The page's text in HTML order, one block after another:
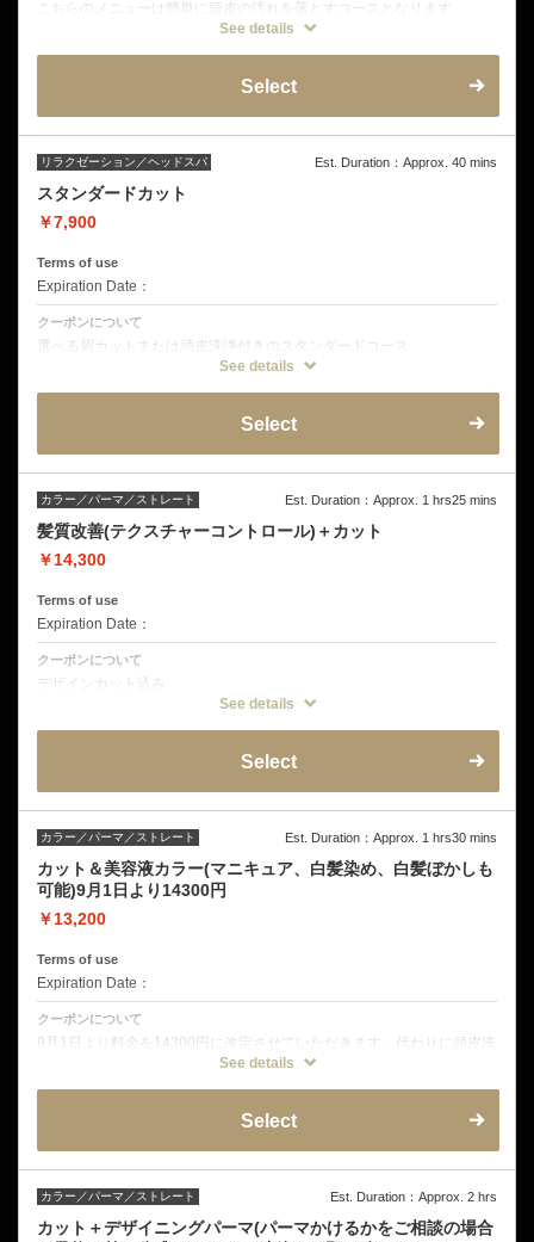
こちらのメニューは簡単に頭皮の汚れを落とすコースとなります
デザインカット
ヘッド&ショルダーマッサージ
眉カット
See details
Select
リラクゼーション／ヘッドスパ Est. Duration：Approx. 40 mins
スタンダードカット
￥7,900
Terms of use
Expiration Date：
クーポンについて
選べる眉カットまたは頭皮洗浄付きのスタンダードコース
リラクゼーションシャンプー
See details
Select
カラー／パーマ／ストレート Est. Duration：Approx. 1 hrs25 mins
髪質改善(テクスチャーコントロール)＋カット
￥14,300
Terms of use
Expiration Date：
クーポンについて
デザインカット込み
酸熱トリートメントなどを使い、広がりやすい髪やパーマ、カラーで傷
ルします。施術内容はスタイリストと髪の状態を見ながら相談となり、
See details
Select
カラー／パーマ／ストレート Est. Duration：Approx. 1 hrs30 mins
カット＆美容液カラー(マニキュア、白髪染め、白髪ぼかしも
可能)9月1日より14300円
￥13,200
Terms of use
Expiration Date：
クーポンについて
9月1日より料金を14300円に改定させていただきます。代わりに頭皮洗
浄がメニューにセットとなり、よりカラーの残留を残さず施術すること
カラー、白髪染め、マニキュアとなります。残留アルカリを除去するヘ
ブリーチなどの特殊カラーはタブを一番右までスクロールし、そちらか
See details
Select
カラー／パーマ／ストレート Est. Duration：Approx. 2 hrs
カット＋デザイニングパーマ(パーマかけるかをご相談の場合